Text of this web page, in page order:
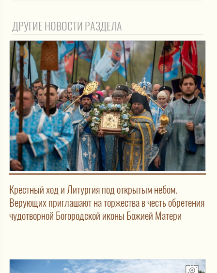
ДРУГИЕ НОВОСТИ РАЗДЕЛА
Крестный ход и Литургия под открытым небом.
Верующих приглашают на торжества в честь обретения
чудотворной Богородской иконы Божией Матери